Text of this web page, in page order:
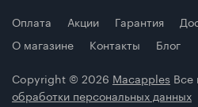
Оплата Акции Гарантия
О магазине
Контакты
Блог
Copyright © 2026 Macapples Все
обработки персональных данных